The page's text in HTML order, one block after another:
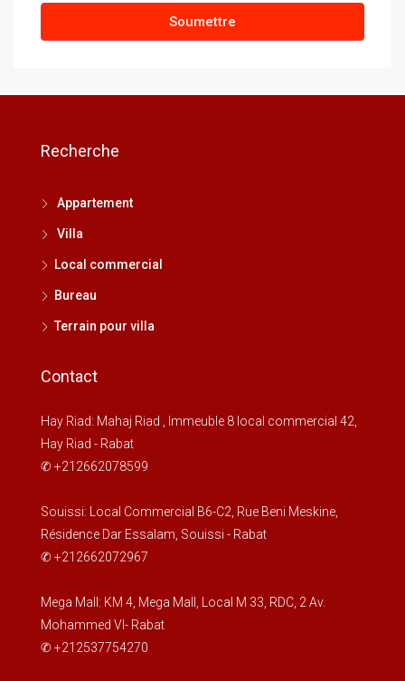
Soumettre
Recherche
Appartement
Villa
Local commercial
Bureau
Terrain pour villa
Contact
Hay Riad: Mahaj Riad , Immeuble 8 local commercial 42,
Hay Riad - Rabat
✆ +212662078599
Souissi: Local Commercial B6-C2, Rue Beni Meskine,
Résidence Dar Essalam, Souissi - Rabat
✆ +212662072967
Mega Mall: KM 4, Mega Mall, Local M 33, RDC, 2 Av.
Mohammed VI- Rabat
✆ +212537754270